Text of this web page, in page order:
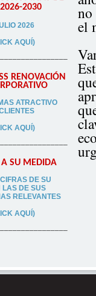
2030
2026
AQUÍ)
RENOVACIÓN
ATRACTIVO
TES
AQUÍ)
SU MEDIDA
DE SU
LAS DE SUS
RELEVANTES
AQUÍ)
no
el